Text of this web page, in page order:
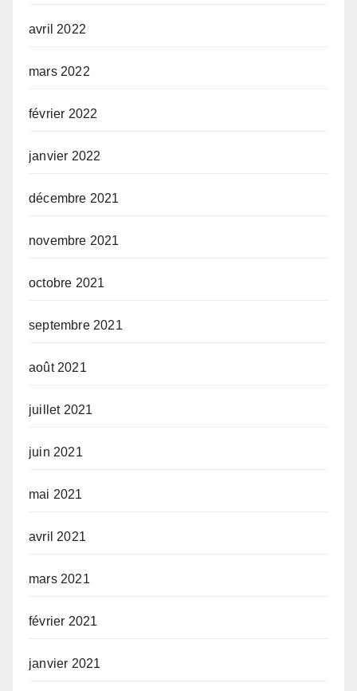
avril 2022
mars 2022
février 2022
janvier 2022
décembre 2021
novembre 2021
octobre 2021
septembre 2021
août 2021
juillet 2021
juin 2021
mai 2021
avril 2021
mars 2021
février 2021
janvier 2021